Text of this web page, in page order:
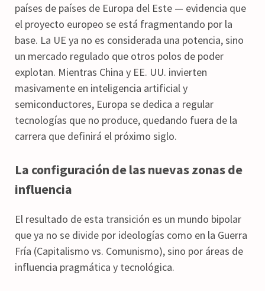
países de países de Europa del Este — evidencia que
el proyecto europeo se está fragmentando por la
base. La UE ya no es considerada una potencia, sino
un mercado regulado que otros polos de poder
explotan. Mientras China y EE. UU. invierten
masivamente en inteligencia artificial y
semiconductores, Europa se dedica a regular
tecnologías que no produce, quedando fuera de la
carrera que definirá el próximo siglo.
La configuración de las nuevas zonas de
influencia
El resultado de esta transición es un mundo bipolar
que ya no se divide por ideologías como en la Guerra
Fría (Capitalismo vs. Comunismo), sino por áreas de
influencia pragmática y tecnológica.